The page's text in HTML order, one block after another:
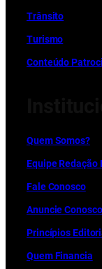
Trânsito
Turismo
Conteúdo
Quem Somos?
Equipe Redação
Fale Conosco
Anuncie Conosco
Princípios
Quem Financia